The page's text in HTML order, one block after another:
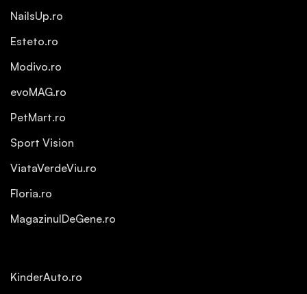
NailsUp.ro
Esteto.ro
Modivo.ro
evoMAG.ro
PetMart.ro
Sport Vision
ViataVerdeViu.ro
Floria.ro
MagazinulDeGene.ro
KinderAuto.ro